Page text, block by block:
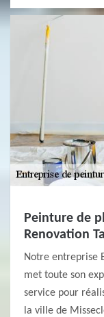
Peinture de
Renovation
Notre entreprise
met toute son
service pour
la ville de